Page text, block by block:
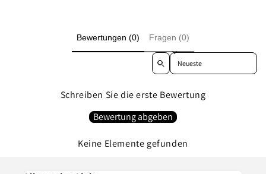
Bewertungen (0) Fragen (0)
Sort reviews by
Schreiben Sie die erste Bewertung
Bewertung abgeben
Keine Elemente gefunden